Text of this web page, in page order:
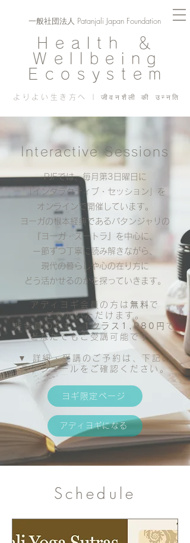
Health ＆
Wellbeing
Ecosystem
よりよい生き方へ | जीवनशैली की उन्नति
一般社団法人 Patanjali Japan Foundation
Interactive Sessions
PJFでは、毎月第3日曜日に
「インタラクティブ・セッション」を
オンラインで開催しています。
ヨーガの根本経典であるパタンジャリの
『ヨーガ・スートラ』を中心に、
一節ずつ丁寧に読み解きながら、
現代の暮らしや心の在り方に
どう活かせるのかを探っていきます。
アディヨギ会員の方は 無料 で
ご参加いただけます。
非会員の方も、
1クラス1,980円 で
どなたでもご受講可能です。
▼ 詳細・受講のご予約は、下記の
スケジュールをご確認ください。
ヨギ限定ページ
アディヨギになる
Schedule